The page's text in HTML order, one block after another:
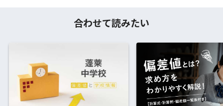
合わせて読みたい